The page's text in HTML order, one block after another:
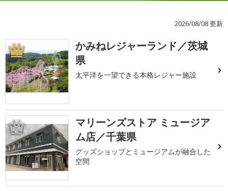
2026/08/08 更新
1
かみねレジャーランド／茨城
県
太平洋を一望できる本格レジャー施設
2
マリーンズストア ミュージア
ム店／千葉県
グッズショップとミュージアムが融合した
空間